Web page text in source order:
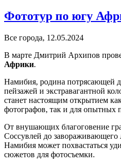
Фототур по югу
Все города, 12.05.2024
В марте Дмитрий Архипов
Африки.
Намибия, родина потрясающей
пейзажей и экстравагантной
станет настоящим открытием
фотографов, так и для опытных
От внушающих благоговение
Соссувлей до завораживающего
Намибия может похвастаться
сюжетов для фотосъемки.